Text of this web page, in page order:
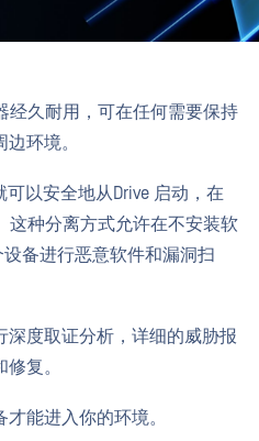
经久耐用，可在任何需要保持
环境。
以安全地从Drive 启动，在
这种分离方式允许在不安装软
备进行恶意软件和漏洞扫
度取证分析，详细的威胁报
复。
能进入你的环境。